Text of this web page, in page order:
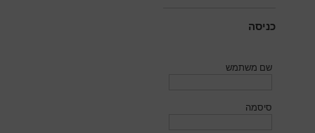
כניסה
שם משתמש
סיסמה